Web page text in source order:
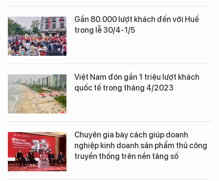
Gần 80.000 lượt khách đến với Huế
trong lễ 30/4-1/5
Việt Nam đón gần 1 triệu lượt khách
quốc tế trong tháng 4/2023
Chuyên gia bày cách giúp doanh
nghiệp kinh doanh sản phẩm thủ công
truyền thống trên nền tảng số